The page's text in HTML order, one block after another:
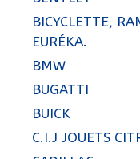
BICYCLETTE,
EURÉKA.
BMW
BUGATTI
BUICK
C.I.J JOUETS